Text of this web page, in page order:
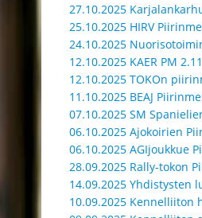
27.10.2025
25.10.2025 HIRV
24.10.2025
12.10.2025 KAER PM
12.10.2025 TOKOn
11.10.2025 BEAJ
07.10.2025 SM
06.10.2025 Ajokoirien
06.10.2025 AGIjoukkue
28.09.2025 Rally-tokon
14.09.2025 Yhdistysten
10.09.2025 Kennelliiton